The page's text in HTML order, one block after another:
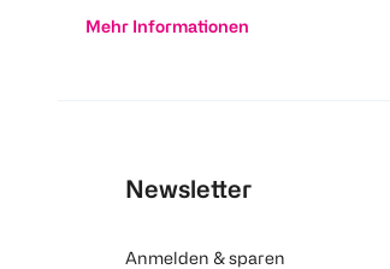
Mehr Informationen
Newsletter
Anmelden & sparen